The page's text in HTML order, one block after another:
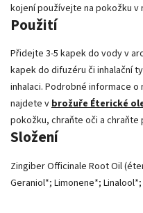
kojení používejte na pokožku v
Použití
Přidejte 3-5 kapek do vody v
kapek do difuzéru či inhalační
inhalaci. Podrobné informace
najdete vbrožuře Éterické
pokožku, chraňte oči a chraňte
Složení
Zingiber Officinale Root Oil
Geraniol*; Limonene*;